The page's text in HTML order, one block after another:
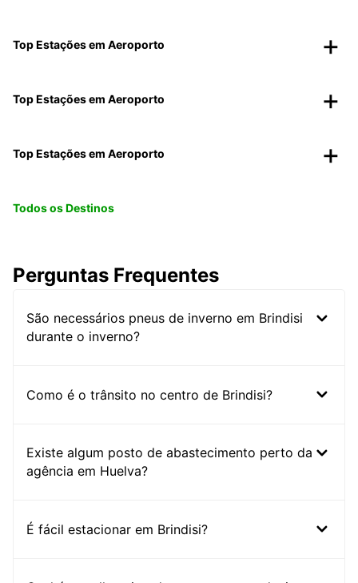
Top Estações em Aeroporto
Top Estações em Aeroporto
Top Estações em Aeroporto
Todos os Destinos
Perguntas Frequentes
São necessários pneus de inverno em Brindisi
durante o inverno?
Como é o trânsito no centro de Brindisi?
Existe algum posto de abastecimento perto da
agência em Huelva?
É fácil estacionar em Brindisi?